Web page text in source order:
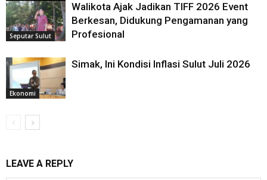
Seputar Sulut
Walikota Ajak Jadikan TIFF 2026 Event
Berkesan, Didukung Pengamanan yang
Profesional
Ekonomi
Simak, Ini Kondisi Inflasi Sulut Juli 2026
LEAVE A REPLY